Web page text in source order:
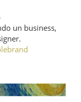
un business,